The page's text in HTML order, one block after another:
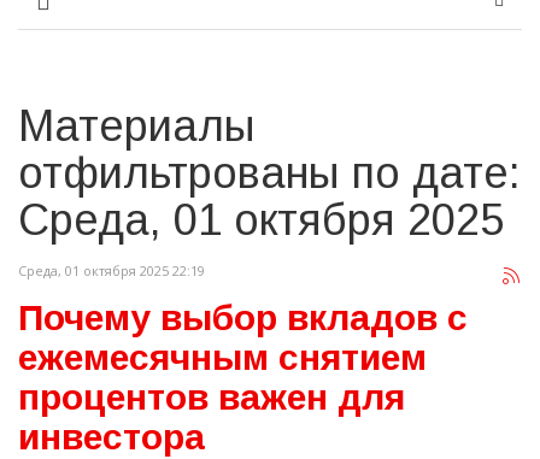
Материалы
отфильтрованы по дате:
Среда, 01 октября 2025
Среда, 01 октября 2025 22:19
Почему выбор вкладов с
ежемесячным снятием
процентов важен для
инвестора